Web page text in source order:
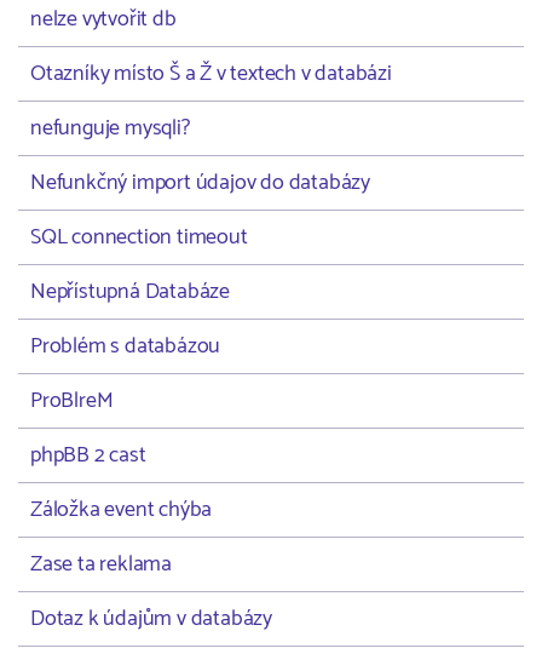
nelze vytvořit db
Otazníky místo Š a Ž v textech v databázi
nefunguje mysqli?
Nefunkčný import údajov do databázy
SQL connection timeout
Nepřístupná Databáze
Problém s databázou
ProBlreM
phpBB 2 cast
Záložka event chýba
Zase ta reklama
Dotaz k údajům v databázy